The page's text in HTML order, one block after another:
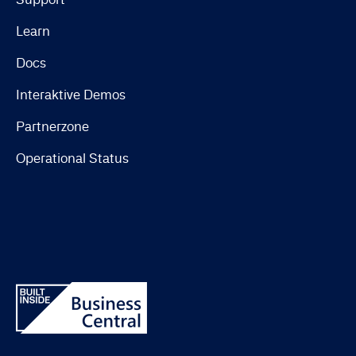
Learn
Docs
Interaktive Demos
Partnerzone
Operational Status